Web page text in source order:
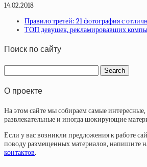
14.02.2018
Правило третей: 21 фотография с
ТОП девушек, рекламировавших
Поиск по сайту
О проекте
На этом сайте мы собираем самые
развлекательные и иногда шокирующие
Если у вас возникли предложения к работе
поводу размещенных материалов, напишите
контактов.